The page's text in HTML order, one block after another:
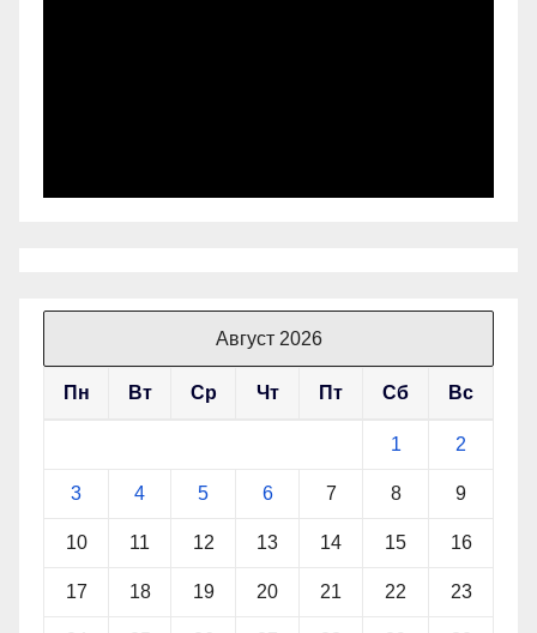
Август 2026
Пн Вт Ср Чт Пт Сб Вс
1 2
3 4 5 6 7 8 9
10 11 12 13 14 15 16
17 18 19 20 21 22 23